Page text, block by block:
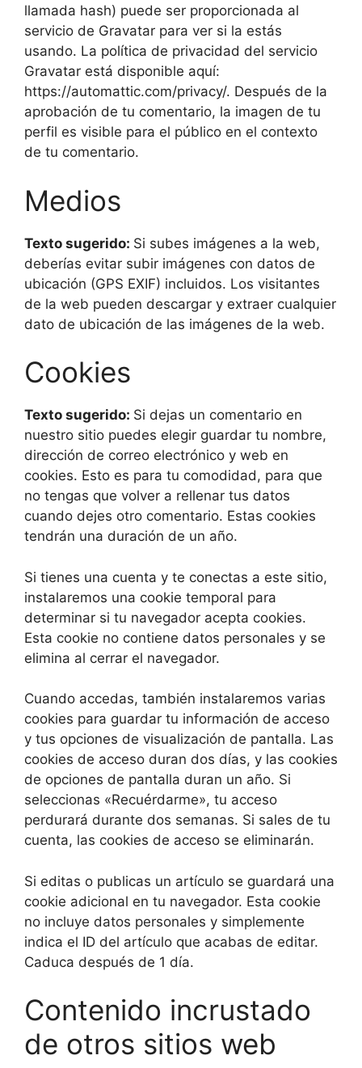
llamada hash) puede ser proporcionada al
servicio de Gravatar para ver si la estás
usando. La política de privacidad del servicio
Gravatar está disponible aquí:
https://automattic.com/privacy/. Después de la
aprobación de tu comentario, la imagen de tu
perfil es visible para el público en el contexto
de tu comentario.
Medios
Texto sugerido: Si subes imágenes a la web,
deberías evitar subir imágenes con datos de
ubicación (GPS EXIF) incluidos. Los visitantes
de la web pueden descargar y extraer cualquier
dato de ubicación de las imágenes de la web.
Cookies
Texto sugerido: Si dejas un comentario en
nuestro sitio puedes elegir guardar tu nombre,
dirección de correo electrónico y web en
cookies. Esto es para tu comodidad, para que
no tengas que volver a rellenar tus datos
cuando dejes otro comentario. Estas cookies
tendrán una duración de un año.
Si tienes una cuenta y te conectas a este sitio,
instalaremos una cookie temporal para
determinar si tu navegador acepta cookies.
Esta cookie no contiene datos personales y se
elimina al cerrar el navegador.
Cuando accedas, también instalaremos varias
cookies para guardar tu información de acceso
y tus opciones de visualización de pantalla. Las
cookies de acceso duran dos días, y las cookies
de opciones de pantalla duran un año. Si
seleccionas «Recuérdarme», tu acceso
perdurará durante dos semanas. Si sales de tu
cuenta, las cookies de acceso se eliminarán.
Si editas o publicas un artículo se guardará una
cookie adicional en tu navegador. Esta cookie
no incluye datos personales y simplemente
indica el ID del artículo que acabas de editar.
Caduca después de 1 día.
Contenido incrustado
de otros sitios web